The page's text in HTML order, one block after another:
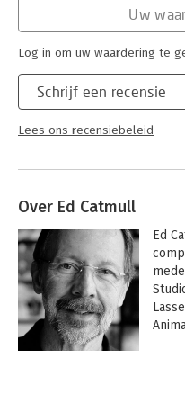
Schrijf een recensie
Lees ons recensiebeleid
Uw
Log in om uw waardering te
Over Ed Catmull
Ed
Andere boeken